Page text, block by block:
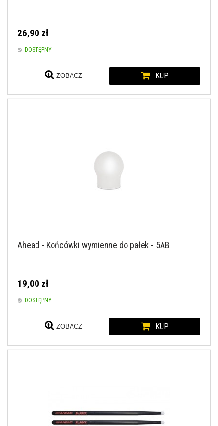
26,90 zł
DOSTĘPNY
ZOBACZ KUP
Ahead - Końcówki wymienne do pałek - 5AB
19,00 zł
DOSTĘPNY
ZOBACZ KUP